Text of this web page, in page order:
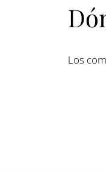
Los